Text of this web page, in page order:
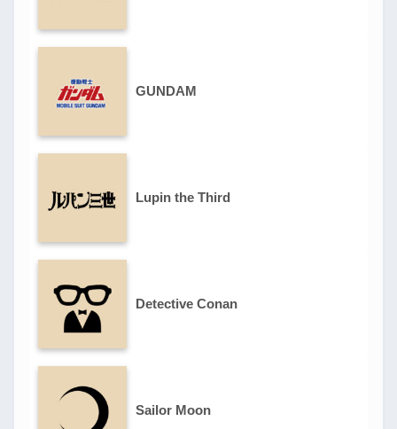
GUNDAM
Lupin the Third
Detective Conan
Sailor Moon